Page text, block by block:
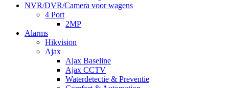
NVR/DVR/Camera voor wagens
4 Port
2MP
Alarms
Hikvision
Ajax
Ajax Baseline
Ajax CCTV
Waterdetectie & Preventie